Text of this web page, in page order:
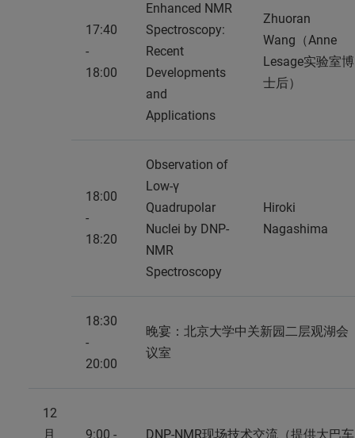
17:40
-
18:00
Enhanced NMR
Spectroscopy:
Recent
Developments
and
Applications
Zhuoran
Wang（Anne
Lesage实验室博
士后）
18:00
-
18:20
Observation of
Low-γ
Quadrupolar
Nuclei by DNP-
NMR
Spectroscopy
Hiroki
Nagashima
18:30
-
20:00
晚宴：北京大学中关新园二层观湖会
议室
12
月
9:00 - DNP-NMR现场技术交流（提供大巴车